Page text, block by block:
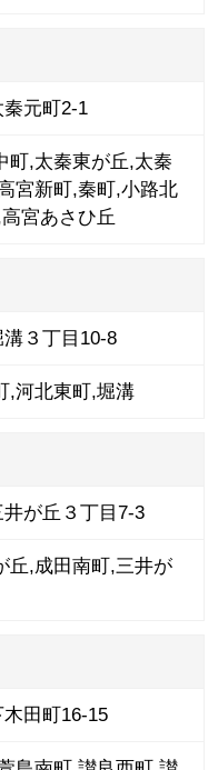
元町2-1
,太秦東が丘,太秦
宮新町 ,秦町 ,小路北
高宮あさひ丘
３丁目10-8
,河北東町,堀溝
が丘３丁目7-3
丘,成田南町,三井が
田町16-15